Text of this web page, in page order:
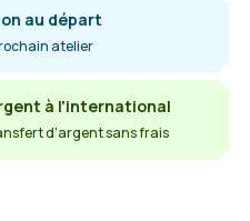
au départ
atelier
à l'international
d'argent sans frais